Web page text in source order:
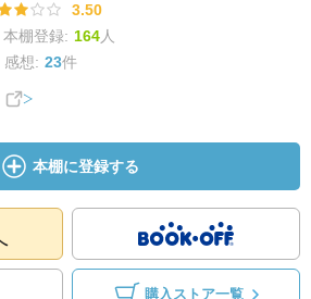
3.50
本棚登録: 164人
感想: 23件
本棚に登録する
購入ストア一覧